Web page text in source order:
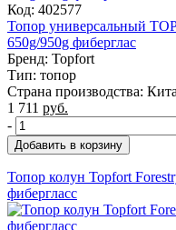
Код: 402577
Топор универсальный
650g/950g фиберглас
Бренд: Topfort
Тип: топор
Страна производства:
1 711 руб.
-
Добавить в корзину
Топор колун Topfort
фибергласс